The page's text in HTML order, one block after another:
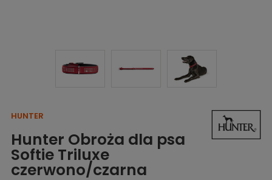
HUNTER
Hunter Obroża dla psa
Softie Triluxe
czerwono/czarna